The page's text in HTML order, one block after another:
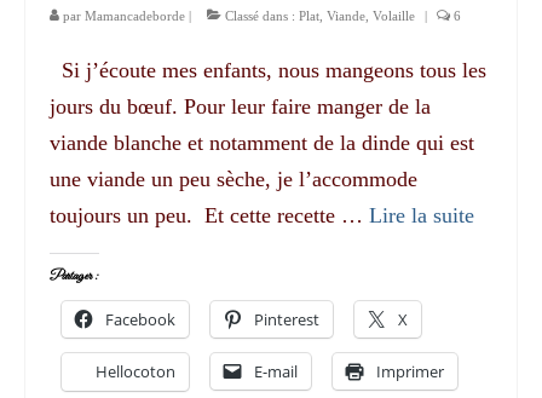
par Mamancadeborde | Classé dans : Plat Viande Volaille | 6
Si j’écoute mes enfants, nous mangeons tous les
jours du bœuf. Pour leur faire manger de la
viande blanche et notamment de la dinde qui est
une viande un peu sèche, je l’accommode
toujours un peu. Et cette recette … Lire la suite­­
Partager :
Facebook Pinterest X
Hellocoton E-mail Imprimer